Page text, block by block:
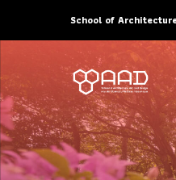
School of